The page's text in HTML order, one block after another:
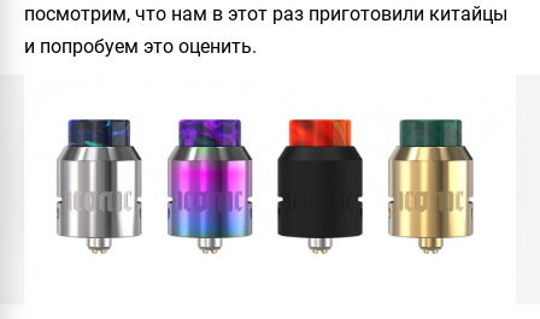
посмотрим, что нам в этот раз приготовили китайцы
и попробуем это оценить.